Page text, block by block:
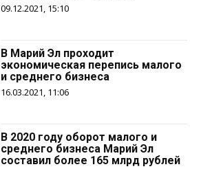
09.12.2021, 15:10
В Марий Эл проходит
экономическая перепись малого
и среднего бизнеса
16.03.2021, 11:06
В 2020 году оборот малого и
среднего бизнеса Марий Эл
составил более 165 млрд рублей